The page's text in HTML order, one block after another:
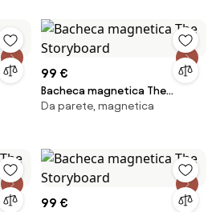
99 €
Bacheca magnetica The
Storyboard
Da parete, magnetica
99 €